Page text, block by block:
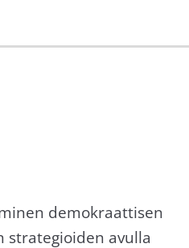
demokraattisen
strategioiden avulla